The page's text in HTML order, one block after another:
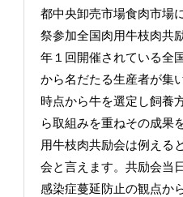
都中央卸売市場食肉市場
祭参加全国肉用牛枝肉共
年１回開催されている全
から名だたる生産者が集
時点から牛を選定し飼養
ら取組みを重ねその成果
用牛枝肉共励会は例える
会と言えます。共励会当
感染症蔓延防止の観点か